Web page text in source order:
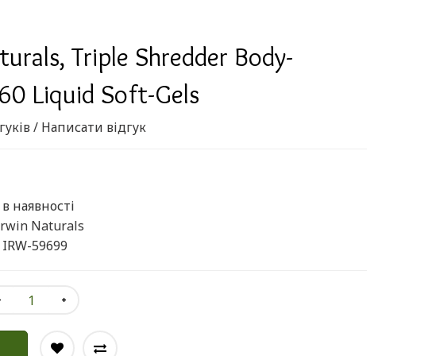
Triple Shredder Body-
Liquid Soft-Gels
/ Написати відгук
наявності
Naturals
59699